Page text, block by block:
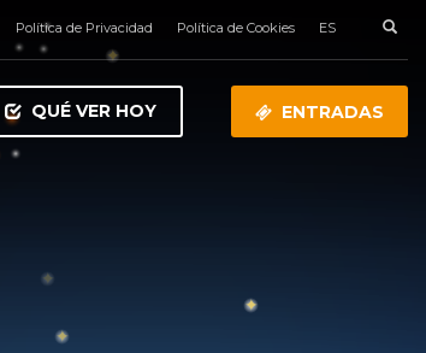
Política de Privacidad Política de Cookies ES
QUÉ VER HOY ENTRADAS